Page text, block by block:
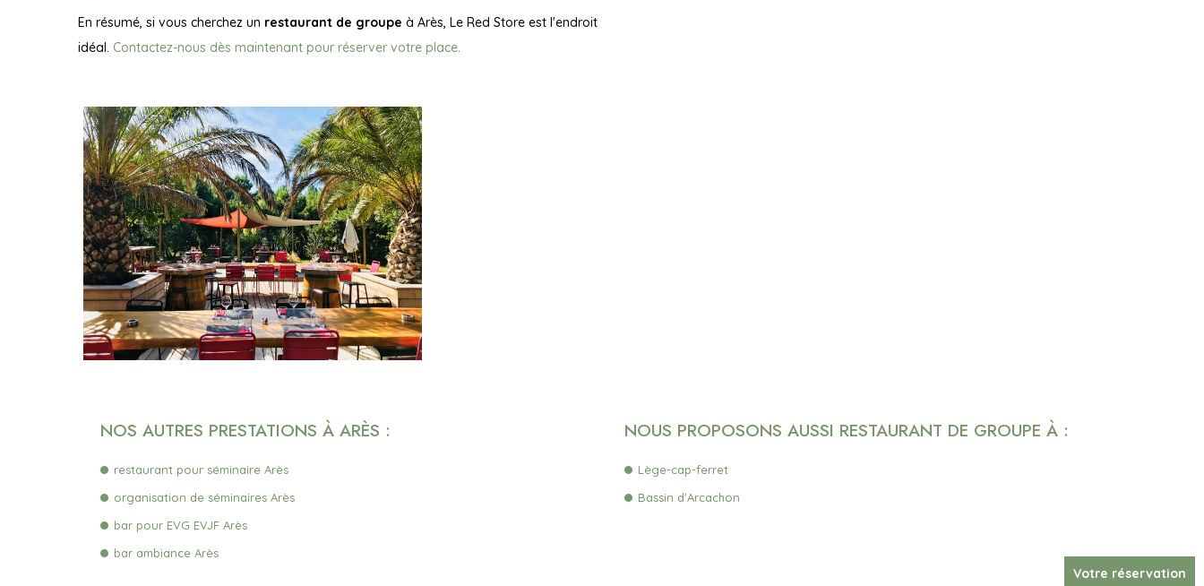
En résumé, si vous cherchez un restaurant de groupe à Arès, Le Red Store est l'endroit
idéal. Contactez-nous dès maintenant pour réserver votre place.
NOS AUTRES PRESTATIONS À ARÈS :
restaurant pour séminaire Arès
organisation de séminaires Arès
bar pour EVG EVJF Arès
bar ambiance Arès
NOUS PROPOSONS AUSSI RESTAURANT DE GROUPE À :
Lège-cap-ferret
Bassin d'Arcachon
Votre réservation